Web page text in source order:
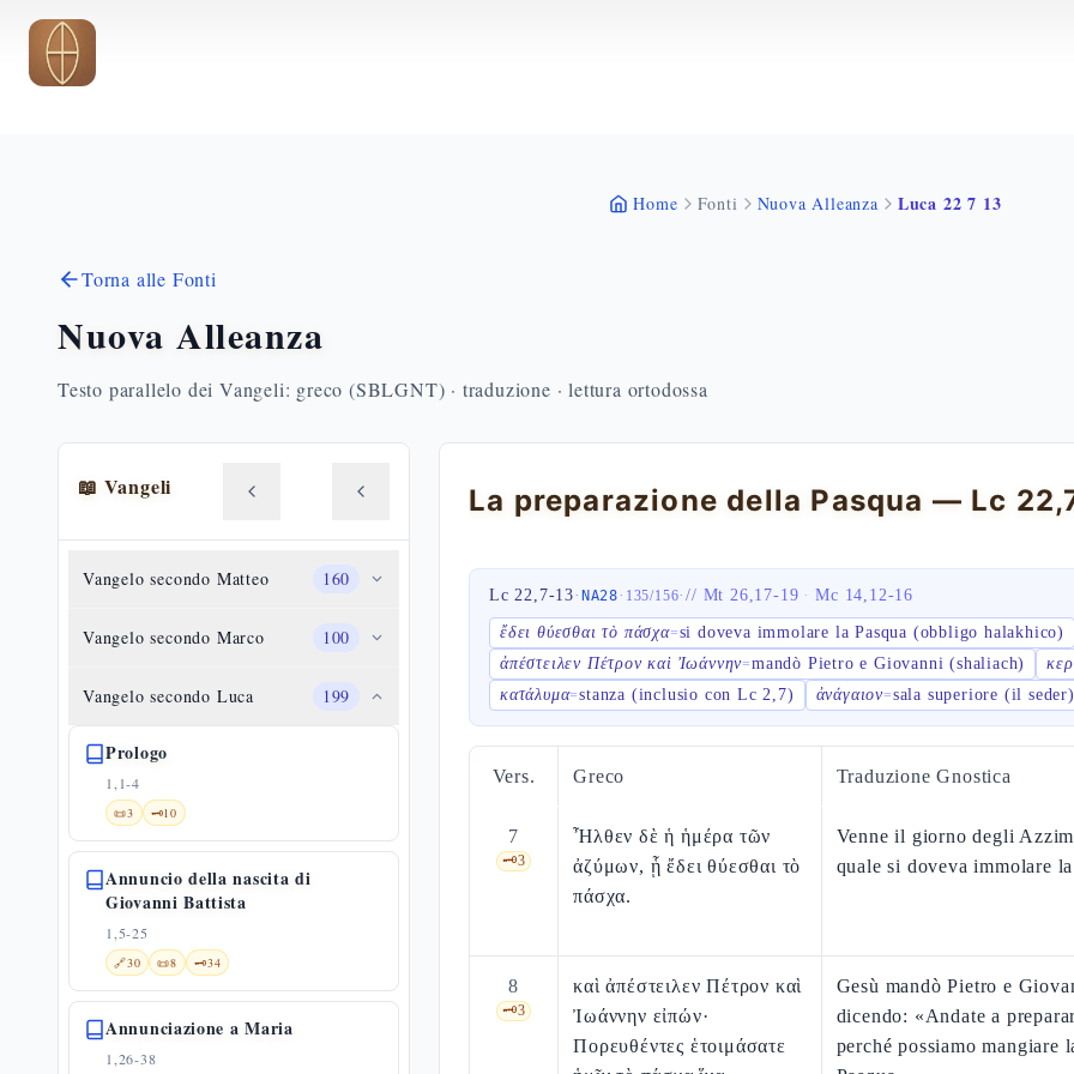
Vai al contenuto principale
Home Fonti Nuova Alleanza Luca 22 7 13
Torna alle Fonti
Nuova Alleanza
Testo parallelo dei Vangeli: greco (SBLGNT) · traduzione · lettura ortodossa
📖 Vangeli
Vangelo secondo Matteo 160
Vangelo secondo Marco 100
Vangelo secondo Luca 199
Prologo
1,1-4
📜3 🗝️10
Annuncio della nascita di
Giovanni Battista
1,5-25
🔗30 📜8 🗝️34
Annunciazione a Maria
1,26-38
La preparazione della Pasqua — Lc
Lc 22,7-13· NA28· 135/156·// Mt 26,17-19 · Mc 14,12-16
ἔδει θύεσθαι τὸ πάσχα=si doveva immolare la Pasqua (obbligo halakhico)
ἀπέστειλεν Πέτρον καὶ Ἰωάννην=mandò Pietro e Giovanni (shaliach)
κατάλυμα=stanza (inclusio con Lc 2,7) ἀνάγαιον=sala superiore (il seder)
Vers. Greco Traduzione Gnostica
7
🗝️3
Ἦλθεν δὲ ἡ ἡμέρα τῶν
ἀζύμων, ᾗ ἔδει θύεσθαι τὸ
πάσχα.
Venne il giorno degli
quale si doveva immolare
8
🗝️3
καὶ ἀπέστειλεν Πέτρον καὶ
Ἰωάννην εἰπών·
Πορευθέντες ἑτοιμάσατε
Gesù mandò Pietro e
dicendo: «Andate a
perché possiamo mangiare